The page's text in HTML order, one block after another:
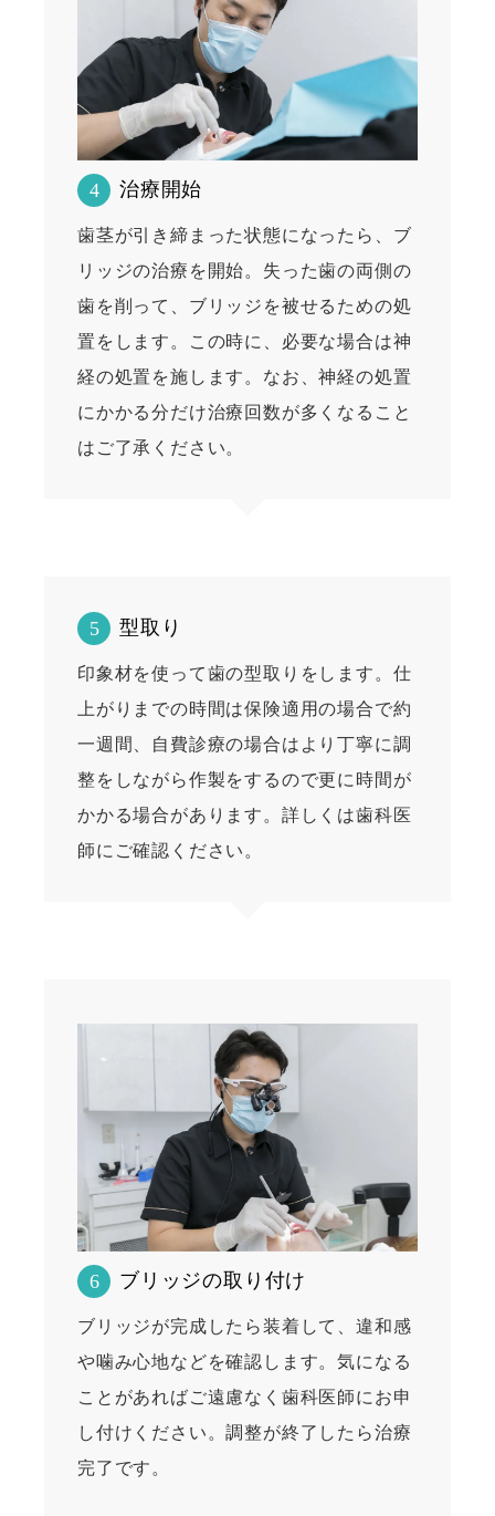
4 治療開始
歯茎が引き締まった状態になったら、ブ
リッジの治療を開始。失った歯の両側の
歯を削って、ブリッジを被せるための処
置をします。この時に、必要な場合は神
経の処置を施します。なお、神経の処置
にかかる分だけ治療回数が多くなること
はご了承ください。
5 型取り
印象材を使って歯の型取りをします。仕
上がりまでの時間は保険適用の場合で約
一週間、自費診療の場合はより丁寧に調
整をしながら作製をするので更に時間が
かかる場合があります。詳しくは歯科医
師にご確認ください。
6 ブリッジの取り付け
ブリッジが完成したら装着して、違和感
や噛み心地などを確認します。気になる
ことがあればご遠慮なく歯科医師にお申
し付けください。調整が終了したら治療
完了です。